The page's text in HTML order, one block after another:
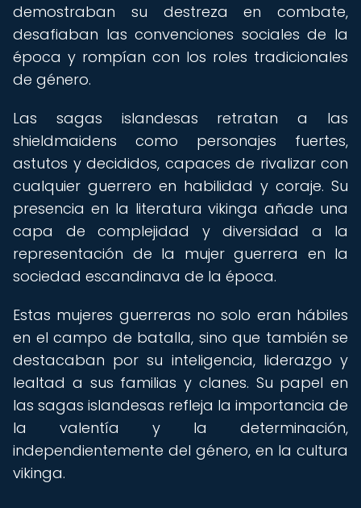
demostraban su destreza en combate,
desafiaban las convenciones sociales de la
época y rompían con los roles tradicionales
de género.
Las sagas islandesas retratan a las
shieldmaidens como personajes fuertes,
astutos y decididos, capaces de rivalizar con
cualquier guerrero en habilidad y coraje. Su
presencia en la literatura vikinga añade una
capa de complejidad y diversidad a la
representación de la mujer guerrera en la
sociedad escandinava de la época.
Estas mujeres guerreras no solo eran hábiles
en el campo de batalla, sino que también se
destacaban por su inteligencia, liderazgo y
lealtad a sus familias y clanes. Su papel en
las sagas islandesas refleja la importancia de
la valentía y la determinación,
independientemente del género, en la cultura
vikinga.